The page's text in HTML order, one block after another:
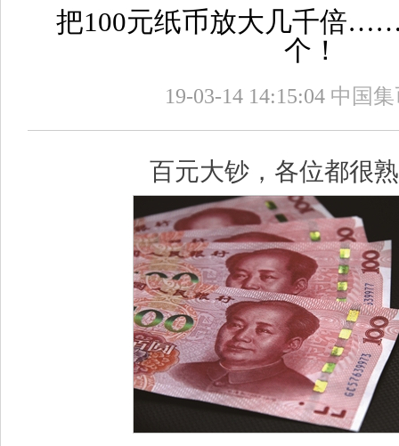
把100元纸币放大几千倍
个！
19-03-14 14:15:04 中国
百元大钞，各位都很